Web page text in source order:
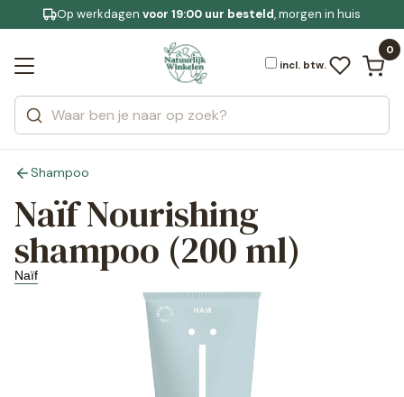
Gratis bezorging
Jouw bewuste leefstijl
Op werkdagenvoor 19:00 uur besteld, morgen in huis
incl. btw.
0
Zoeken
Categorieën
Merken
Bekijk alle resultaten
Shampoo
Naïf Nourishing
shampoo (200 ml)
Naïf